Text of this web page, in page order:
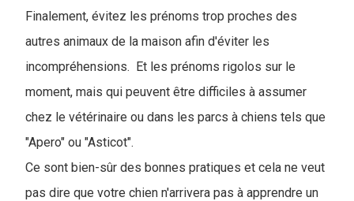
Finalement, évitez les prénoms trop proches des
autres animaux de la maison afin d'éviter les
incompréhensions. Et les prénoms rigolos sur le
moment, mais qui peuvent être difficiles à assumer
chez le vétérinaire ou dans les parcs à chiens tels que
"Apero" ou "Asticot".
Ce sont bien-sûr des bonnes pratiques et cela ne veut
pas dire que votre chien n'arrivera pas à apprendre un